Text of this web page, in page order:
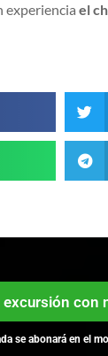
experiencia el
excursión con
se abonará en el